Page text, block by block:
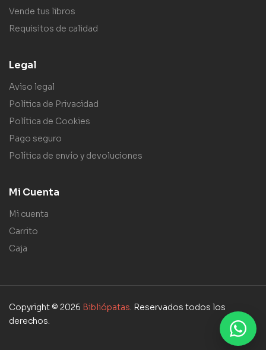
Vende tus libros
Requisitos de calidad
Legal
Aviso legal
Política de Privacidad
Política de Cookies
Pago seguro
Política de envío y devoluciones
Mi Cuenta
Mi cuenta
Carrito
Caja
Copyright © 2026 Bibliópatas. Reservados todos los
derechos.